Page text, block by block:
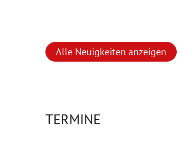
Alle Neuigkeiten anzeigen
TERMINE